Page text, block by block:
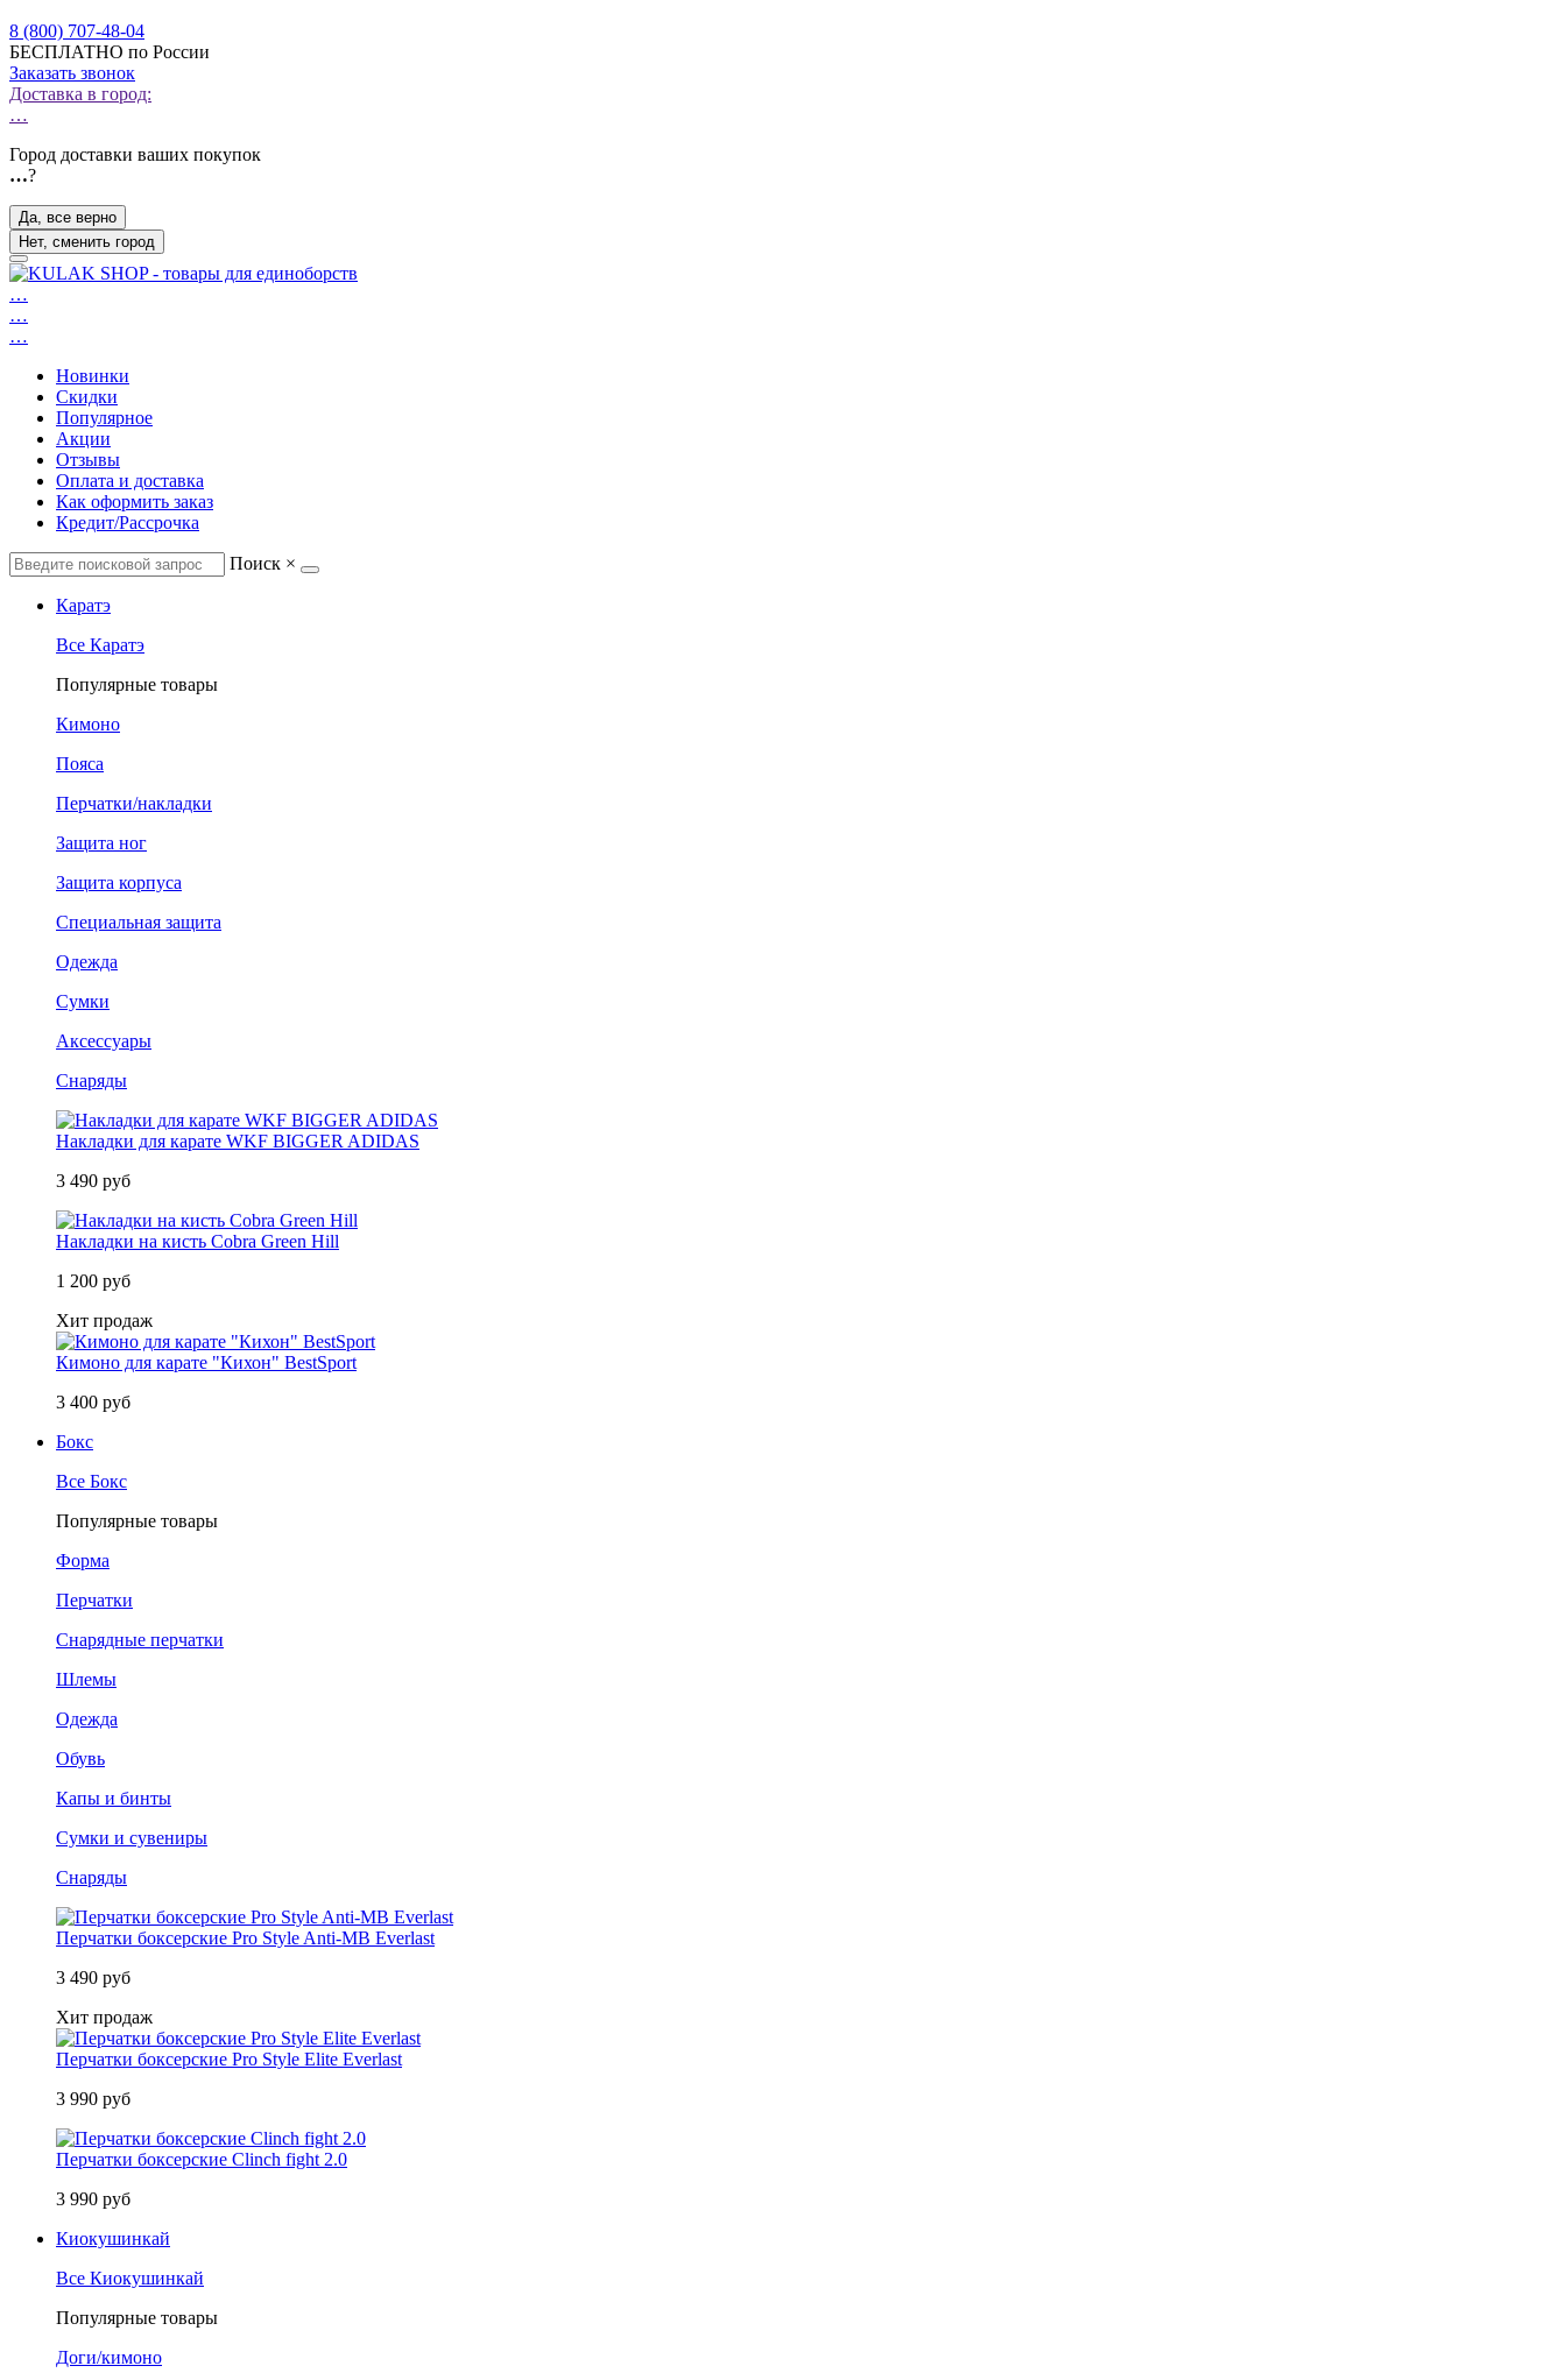
8 (800) 707-48-04
БЕСПЛАТНО по России
Заказать звонок
Доставка в город:
…
Город доставки ваших покупок
…?
Да, все верно
Нет, сменить город
…
…
…
Новинки
Скидки
Популярное
Акции
Отзывы
Оплата и доставка
Как оформить заказ
Кредит/Рассрочка
Поиск ×
Каратэ
Все Каратэ
Популярные товары
Кимоно
Пояса
Перчатки/накладки
Защита ног
Защита корпуса
Специальная защита
Одежда
Сумки
Аксессуары
Снаряды
Накладки для карате WKF BIGGER ADIDAS
3 490 руб
Накладки на кисть Cobra Green Hill
1 200 руб
Хит продаж
Кимоно для карате "Кихон" BestSport
3 400 руб
Бокс
Все Бокс
Популярные товары
Форма
Перчатки
Снарядные перчатки
Шлемы
Одежда
Обувь
Капы и бинты
Сумки и сувениры
Снаряды
Перчатки боксерские Pro Style Anti-MB Everlast
3 490 руб
Хит продаж
Перчатки боксерские Pro Style Elite Everlast
3 990 руб
Перчатки боксерские Clinch fight 2.0
3 990 руб
Киокушинкай
Все Киокушинкай
Популярные товары
Доги/кимоно